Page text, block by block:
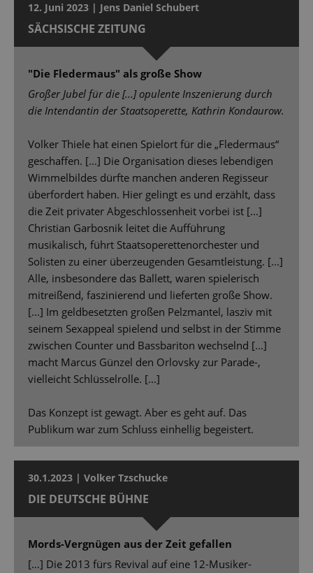
12. Juni 2023 | Jens Daniel Schubert
SÄCHSISCHE ZEITUNG
"Die Fledermaus" als große Show
Großer Jubel für die [...] opulente Inszenierung durch
die Intendantin der Staatsoperette, Kathrin Kondaurow.
Volker Thiele hat einen Spielort für die „Fledermaus“
geschaffen. [...] Die Organisation dieses lebendigen
Wimmelbildes dürfte manchen anderen Regisseur
überfordert haben. Hier gelingt es und erzählt, dass
die Zeit privater Abgeschlossenheit vorbei ist [...]
Christian Garbosnik leitet die Aufführung
musikalisch, führt Staatsoperettenorchester und
Solisten zu einer überzeugenden Gesamtleistung. [...]
Alle, insbesondere das Ballett, waren spielerisch
mitreißend, faszinierend und lieferten große Show.
[...] Im geldbesetzten großen Pelzmantel, lasziv mit
seinem Sexappeal spielend und selbst in der Stimme
zwischen Counter und Bassbariton wechselnd [...]
macht Marcus Günzel den Orlovsky zur Parade-,
vielleicht Schlüsselrolle. [...]
Das Konzept ist gewagt. Aber es geht auf. Das
Publikum war zum Schluss einhellig begeistert.
30.1.2023 | Volker Tzschucke
DIE DEUTSCHE BÜHNE
Mords-Vergnügen aus der Zeit gefallen
[…] Die 2013 fürs Revival auf eine 12-Musiker-